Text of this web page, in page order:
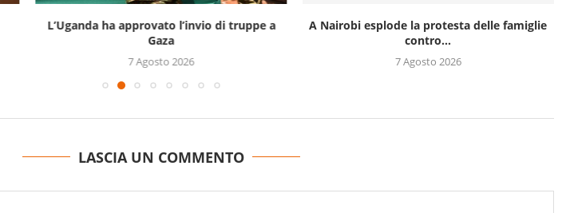
L’Uganda ha approvato l’invio di truppe a
Gaza
7 Agosto 2026
A Nairobi esplode la protesta delle famiglie
contro...
7 Agosto 2026
LASCIA UN COMMENTO